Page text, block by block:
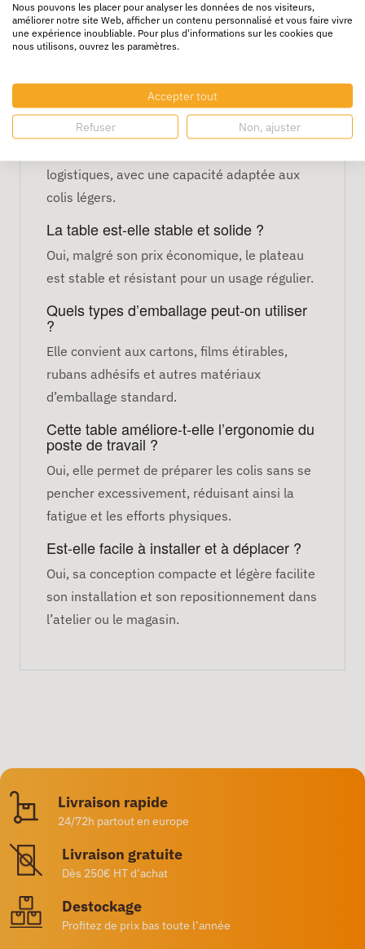
usages ponctuels
FAQ – Table d'emballage
Cette table est-elle adaptée à un usage
professionnel ?
Oui, elle est conçue pour un usage quotidien
logistiques, avec une capacité adaptée aux
colis légers.
La table est-elle stable et solide ?
Oui, malgré son prix économique, le plateau
est stable et résistant pour un usage régulier.
Quels types d’emballage peut-on utiliser
?
Elle convient aux cartons, films étirables,
rubans adhésifs et autres matériaux
d’emballage standard.
Cette table améliore-t-elle l’ergonomie du
poste de travail ?
Oui, elle permet de préparer les colis sans se
pencher excessivement, réduisant ainsi la
fatigue et les efforts physiques.
Est-elle facile à installer et à déplacer ?
Oui, sa conception compacte et légère facilite
son installation et son repositionnement dans
l’atelier ou le magasin.
Livraison rapide
24/72h partout en europe
Livraison gratuite
Dès 250€ HT d’achat
Destockage
Profitez de prix bas toute l’année
Nous pouvons les placer pour analyser les données de nos visiteurs,
améliorer notre site Web, afficher un contenu personnalisé et vous faire vivre
une expérience inoubliable. Pour plus d'informations sur les cookies que
nous utilisons, ouvrez les paramètres.
Accepter tout
Refuser Non, ajuster